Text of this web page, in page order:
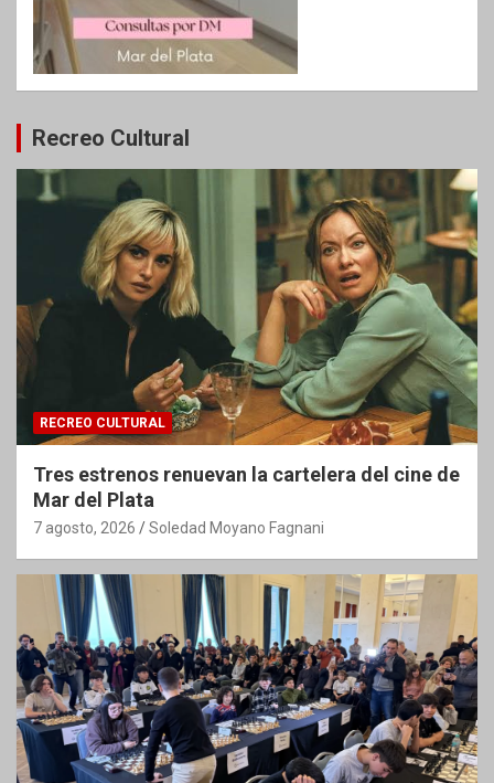
Recreo Cultural
RECREO CULTURAL
Tres estrenos renuevan la cartelera del cine de
Mar del Plata
7 agosto, 2026 Soledad Moyano Fagnani